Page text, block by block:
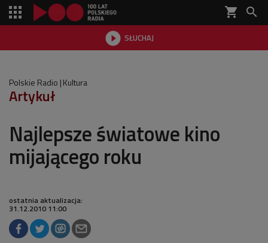
shopping_cart 
 SŁUCHAJ

Polskie Radio Kultura
Artykuł
Najlepsze światowe kino
mijającego roku
ostatnia aktualizacja:
31.12.2010 11:00